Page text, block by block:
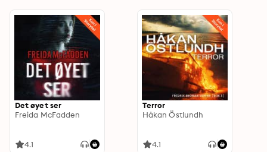
Det øyet ser
Freida McFadden
4.1
Terror
Håkan Östlundh
4.1